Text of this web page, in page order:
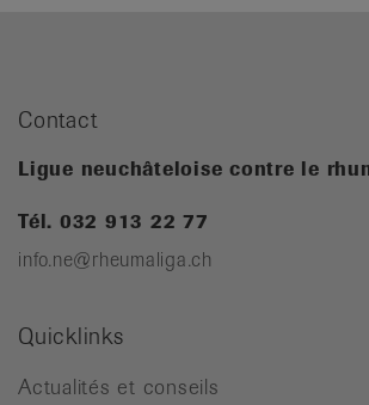
Contact
Ligue neuchâteloise contre le
Tél. 032 913 22 77
info.ne@rheumaliga.ch
Quicklinks
Actualités et conseils